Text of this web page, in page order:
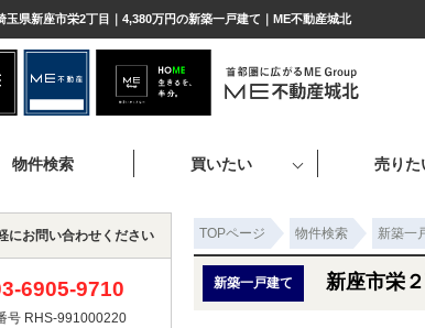
県新座市栄2丁目｜4,380万円の新築一戸建て｜ME不動産城北
物件検索 買いたい 売りた
TOPページ 物件検索 新築一
新築一戸建て 新座市栄
にお問い合わせください
6905-9710
号 RHS-991000220